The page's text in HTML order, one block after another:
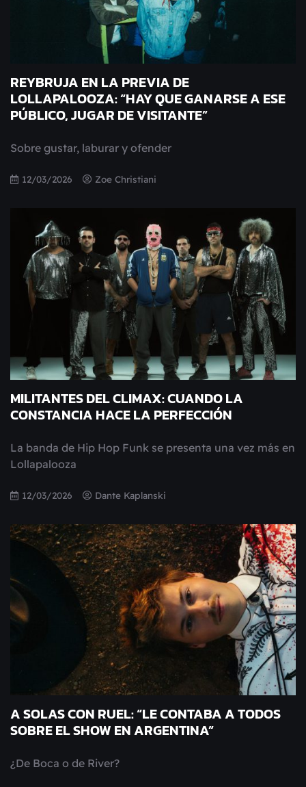
REYBRUJA EN LA PREVIA DE
LOLLAPALOOZA: “HAY QUE GANARSE A ESE
PÚBLICO, JUGAR DE VISITANTE”
Sobre gustar, laburar y ofender
12/03/2026 Zoe Christiani
MILITANTES DEL CLIMAX: CUANDO LA
CONSTANCIA HACE LA PERFECCIÓN
La banda de Hip Hop Funk se presenta una vez más en
Lollapalooza
12/03/2026 Dante Kaplanski
A SOLAS CON RUEL: “LE CONTABA A TODOS
SOBRE EL SHOW EN ARGENTINA”
¿De Boca o de River?